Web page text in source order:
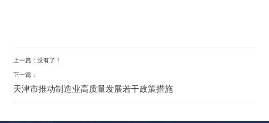
上一篇：没有了！
下一篇：
天津市推动制造业高质量发展若干政策措施